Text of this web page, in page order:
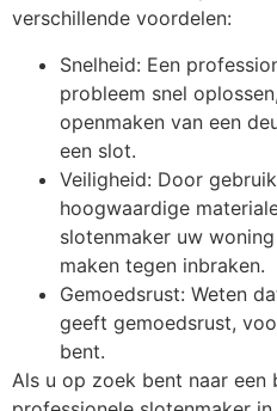
verschillende voordelen:
Snelheid: Een
probleem snel
openmaken van een
een slot.
Veiligheid: Door
hoogwaardige
slotenmaker uw
maken tegen inbraken.
Gemoedsrust: Weten
geeft gemoedsrust,
bent.
Als u op zoek bent naar een